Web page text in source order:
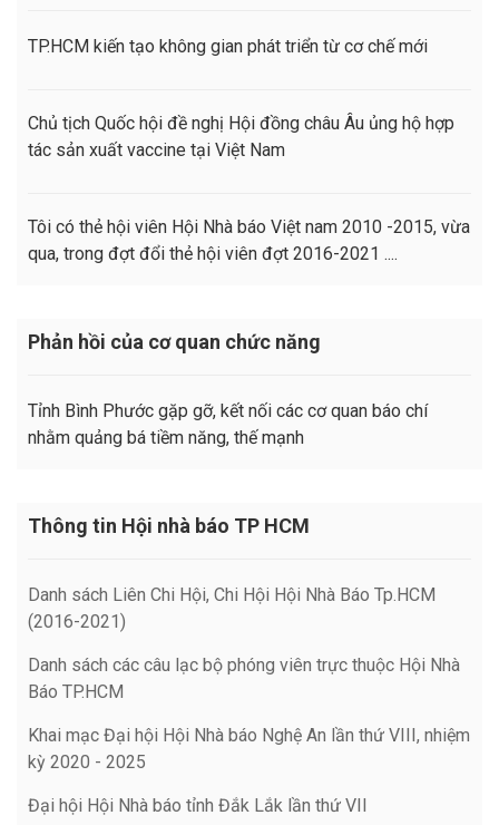
TP.HCM kiến tạo không gian phát triển từ cơ chế mới
Chủ tịch Quốc hội đề nghị Hội đồng châu Âu ủng hộ hợp
tác sản xuất vaccine tại Việt Nam
Tôi có thẻ hội viên Hội Nhà báo Việt nam 2010 -2015, vừa
qua, trong đợt đổi thẻ hội viên đợt 2016-2021 ....
Phản hồi của cơ quan chức năng
Tỉnh Bình Phước gặp gỡ, kết nối các cơ quan báo chí
nhằm quảng bá tiềm năng, thế mạnh
Thông tin Hội nhà báo TP HCM
Danh sách Liên Chi Hội, Chi Hội Hội Nhà Báo Tp.HCM
(2016-2021)
Danh sách các câu lạc bộ phóng viên trực thuộc Hội Nhà
Báo TP.HCM
Khai mạc Đại hội Hội Nhà báo Nghệ An lần thứ VIII, nhiệm
kỳ 2020 - 2025
Đại hội Hội Nhà báo tỉnh Đắk Lắk lần thứ VII